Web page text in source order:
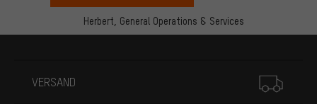
Herbert, General Operations & Services
VERSAND